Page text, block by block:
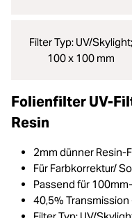
Filter Typ: UV/Skylight;
100 x 100 mm
Folienfilter UV-
Resin
2mm dünner Resin-
Für Farbkorrektur/
Passend für
40,5% Transmission